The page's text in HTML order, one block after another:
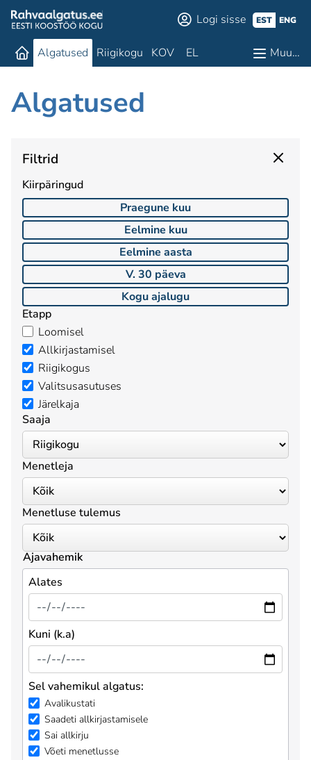
Logi sisse EST ENG
Algatused Riigikogu KOV EL Muu…
Algatused
Filtrid
Kiirpäringud
Praegune kuu
Eelmine kuu
Eelmine aasta
V. 30 päeva
Kogu ajalugu
Etapp
Loomisel
Allkirjastamisel
Riigikogus
Valitsusasutuses
Järelkaja
Saaja
Menetleja
Menetluse tulemus
Ajavahemik
Alates
Kuni (k.a)
Sel vahemikul algatus:
Avalikustati
Saadeti allkirjastamisele
Sai allkirju
Võeti menetlusse